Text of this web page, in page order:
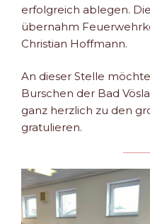
erfolgreich ablegen.
übernahm
Christian Hoffmann.
An dieser Stelle
Burschen der Bad
ganz herzlich zu den
gratulieren.